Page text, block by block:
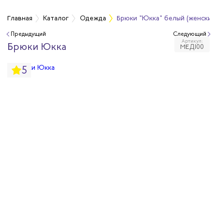
Главная Каталог Одежда Брюки "Юкка" белый
Предыдущий
Брюки Юкка Артикул:
МЕД100
5
Следующий